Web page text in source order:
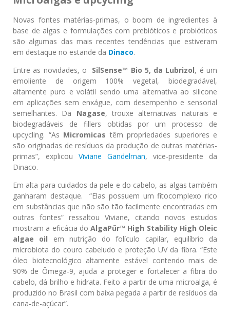
Novas fontes matérias-primas, o boom de ingredientes à
base de algas e formulações com prebióticos e probióticos
são algumas das mais recentes tendências que estiveram
em destaque no estande da Dinaco.
Entre as novidades, o SilSense™ Bio 5, da Lubrizol, é um
emoliente de origem 100% vegetal, biodegradável,
altamente puro e volátil sendo uma alternativa ao silicone
em aplicações sem enxágue, com desempenho e sensorial
semelhantes. Da Nagase, trouxe alternativas naturais e
biodegradáveis de fillers obtidas por um processo de
upcycling. “As Micromicas têm propriedades superiores e
são originadas de resíduos da produção de outras matérias-
primas”, explicou Viviane Gandelman, vice-presidente da
Dinaco.
Em alta para cuidados da pele e do cabelo, as algas também
ganharam destaque. “Elas possuem um fitocomplexo rico
em substâncias que não são tão facilmente encontradas em
outras fontes” ressaltou Viviane, citando novos estudos
mostram a eficácia do AlgaPūr™ High Stability High Oleic
algae oil em nutrição do folículo capilar, equilíbrio da
microbiota do couro cabeludo e proteção UV da fibra. “Este
óleo biotecnológico altamente estável contendo mais de
90% de Ômega-9, ajuda a proteger e fortalecer a fibra do
cabelo, dá brilho e hidrata. Feito a partir de uma microalga, é
produzido no Brasil com baixa pegada a partir de resíduos da
cana-de-açúcar”.